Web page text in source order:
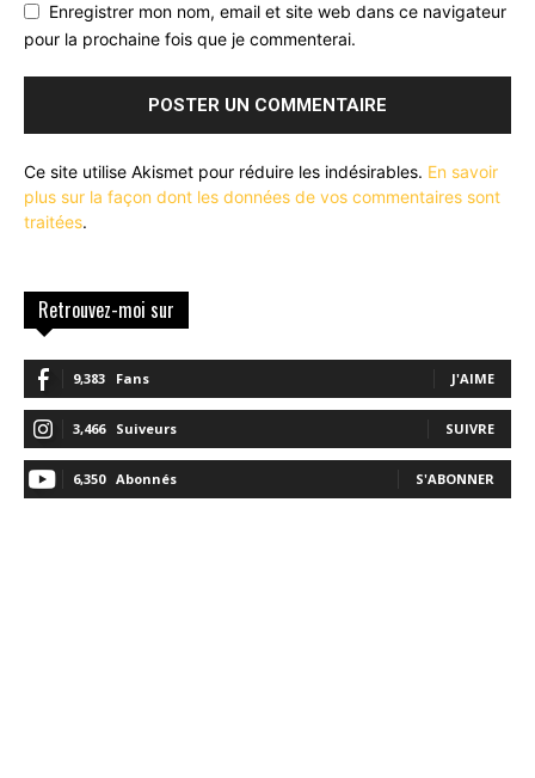
Enregistrer mon nom, email et site web dans ce navigateur
pour la prochaine fois que je commenterai.
Ce site utilise Akismet pour réduire les indésirables. En savoir
plus sur la façon dont les données de vos commentaires sont
traitées.
Retrouvez-moi sur
9,383 Fans J'AIME
3,466 Suiveurs SUIVRE
6,350 Abonnés S'ABONNER